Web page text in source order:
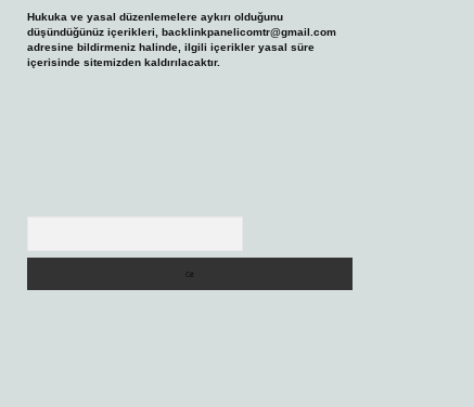
Hukuka ve yasal düzenlemelere aykırı olduğunu
düşündüğünüz içerikleri, backlinkpanelicomtr@gmail.com
adresine bildirmeniz halinde, ilgili içerikler yasal süre
içerisinde sitemizden kaldırılacaktır.